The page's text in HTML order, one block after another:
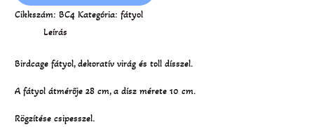
Cikkszám:BC4 Kategória:fátyol
Leírás
Birdcage fátyol, dekoratív virág és toll dísszel.
A fátyol átmérője 28 cm, a dísz mérete 10 cm.
Rögzítése csipesszel.